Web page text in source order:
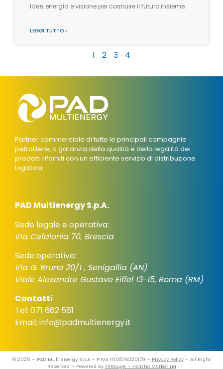
Idee, energia e visione per costruire il futuro insieme.
LEGGI TUTTO »
1 2 3 4
Partner commerciale di tutte le principali compagnie
petrolifere, a garanzia della qualità e della legalità dei
prodotti riforniti con un efficiente servizio di distribuzione
logistica.
PAD Multienergy S.p.A.
Sede legale e operativa:
Via Cefalonia 70, Brescia
Sede operativa:
Via G. Bruno 20/1 , Senigallia (AN)
Viale Alexandre Gustave Eiffel 13-15, Roma (RM)
Contatti
Tel: 071 662 561
Email: info@padmultienergy.it
© 2025 – PAD Multienergy S.p.A – P.IVA IT03516220179 – Privacy Policy– All Right
Reserved – Powered by FilRouge – Holistic Marketing